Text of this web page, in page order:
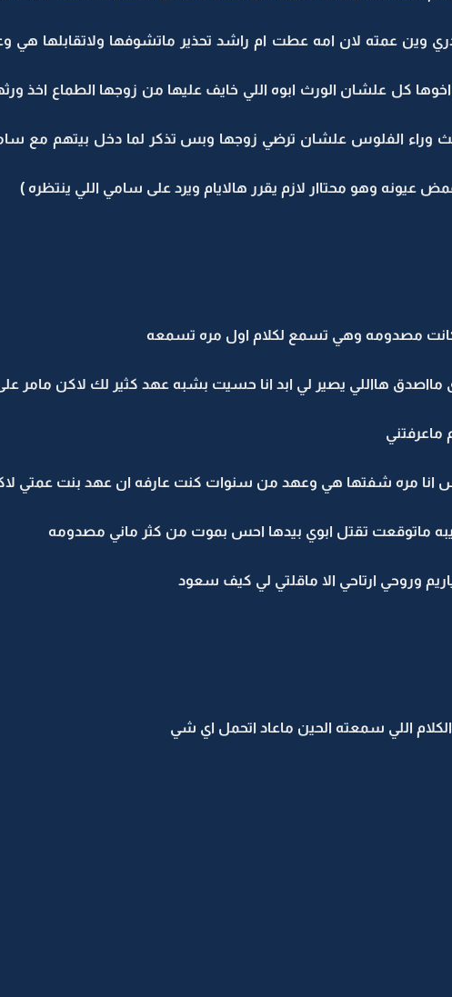
وين عمته لان امه عطت ام راشد تحذير ماتشوفها ولاتقابلها هي
كل علشان الورث ابوه اللي خايف عليها من زوجها الطماع اخذ
وراء الفلوس علشان ترضي زوجها وبس تذكر لما دخل بيتهم مع
عيونه وهو محتاار لازم يقرر هالايام ويرد على سامي اللي ينتظره )
كانت مصدومه وهي تسمع لكلام اول مره تسمعه
مااصدق هااللي يصير لي ابد انا حسيت بشبه عهد كثير لك لاكن مامر
ماعرفتني
بس انا مره شفتها هي وعهد من سنوات كنت عارفه ان عهد بنت عمتي
ماتوقعت تقتل ابوي بيدها احس بموت من كثر ماني مصدومه
وروحي ارتاحي الا ماقلتي لي كيف سعود
اللي سمعته الحين ماعاد اتحمل اي شي